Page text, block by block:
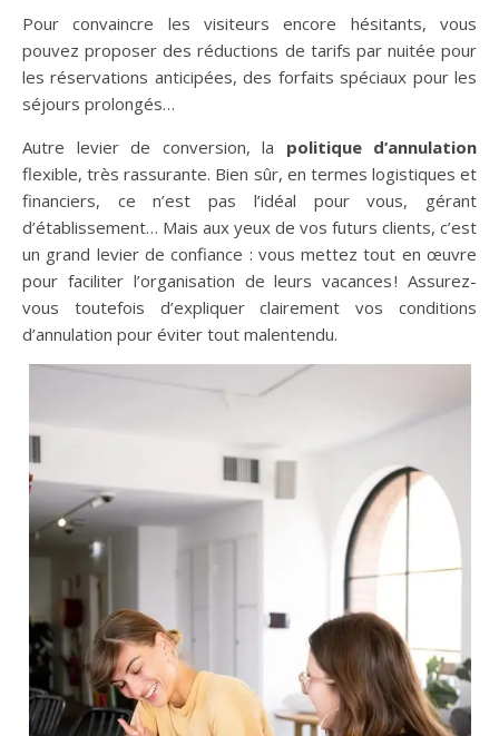
Pour convaincre les visiteurs encore hésitants, vous
pouvez proposer des réductions de tarifs par nuitée pour
les réservations anticipées, des forfaits spéciaux pour les
séjours prolongés…
Autre levier de conversion, la politique d’annulation
flexible, très rassurante. Bien sûr, en termes logistiques et
financiers, ce n’est pas l’idéal pour vous, gérant
d’établissement… Mais aux yeux de vos futurs clients, c’est
un grand levier de confiance : vous mettez tout en œuvre
pour faciliter l’organisation de leurs vacances ! Assurez-
vous toutefois d’expliquer clairement vos conditions
d’annulation pour éviter tout malentendu.